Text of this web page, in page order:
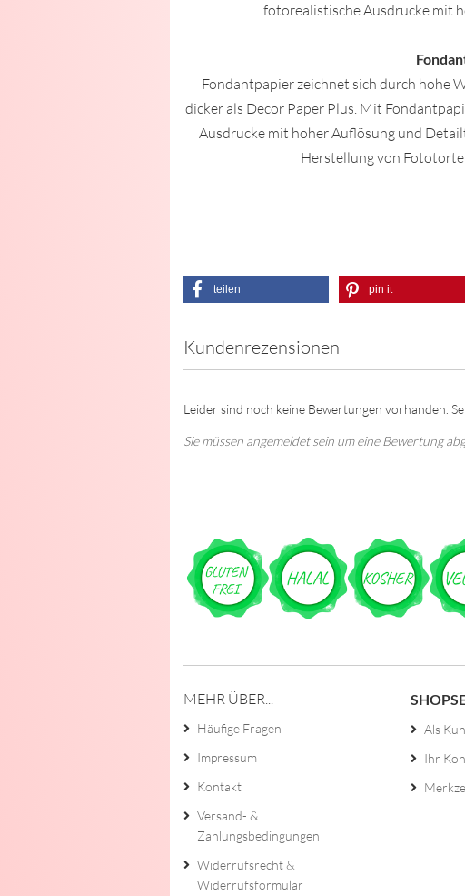
fotorealistische Ausdrucke mit
Fondantpapier zeichnet sich durch hohe
dicker als Decor Paper Plus. Mit
Ausdrucke mit hoher Auflösung und
Herstellung von
teilen pin it
Kundenrezensionen
Leider sind noch keine Bewertungen vorhanden.
Sie müssen angemeldet sein um eine Bewertung
MEHR ÜBER...
Häufige Fragen
Impressum
Kontakt
Versand- &
Zahlungsbedingungen
Widerrufsrecht &
Widerrufsformular
Als
Ihr